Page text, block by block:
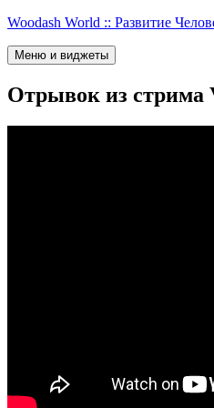
Перейти
содержимому
Woodash World :: Развитие
Меню и виджеты
Отрывок из стрима